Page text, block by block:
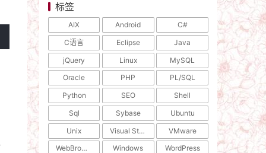
标签
AIX Android
C#
C语言
Eclipse
Java
jQuery
Linux
MySQL
Oracle
PHP
PL/SQL
Python
SEO
Shell
Sql
Sybase
Ubuntu
Unix
Visual Studio
VMware
WebBrowser
Windows
WordPress